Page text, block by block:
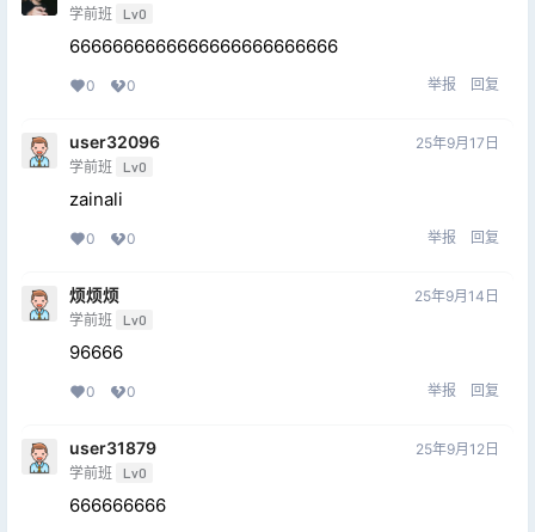
学前班 Lv0
6666666666666666666666666
0 0 举报 回复
user32096
学前班 Lv0
25年9月17日
zainali
0 0 举报 回复
烦烦烦
学前班 Lv0
25年9月14日
96666
0 0 举报 回复
user31879
学前班 Lv0
25年9月12日
666666666